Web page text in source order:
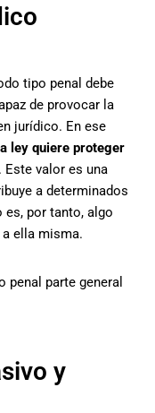
tipo penal debe
de provocar la
jurídico. En ese
ley quiere proteger
. Este valor es una
a determinados
es, por tanto, algo
ella misma.
penal parte general
y